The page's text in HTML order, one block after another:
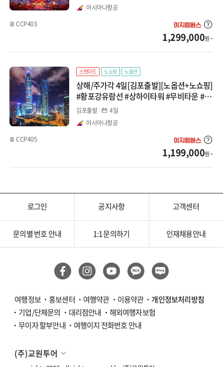
아시아나항공
CCP403
1,299,000원 ~
스탠다드 노쇼핑 노옵션
상해/주가각 4일[김포출발][노옵션+노쇼핑]
#황포강유람선 #상하이타워 #무비타운 #예
원
김포출발
4일
아시아나항공
CCP405
1,199,000원 ~
로그인 공지사항 고객센터
문의별 번호 안내 1:1 문의하기 인재채용안내
여행정보 홍보센터 여행약관 이용약관
개인정보처리방침
기업/단체문의
대리점안내
해외여행자보험
무이자 할부안내
여행이지 전화번호 안내
(주)교원투어